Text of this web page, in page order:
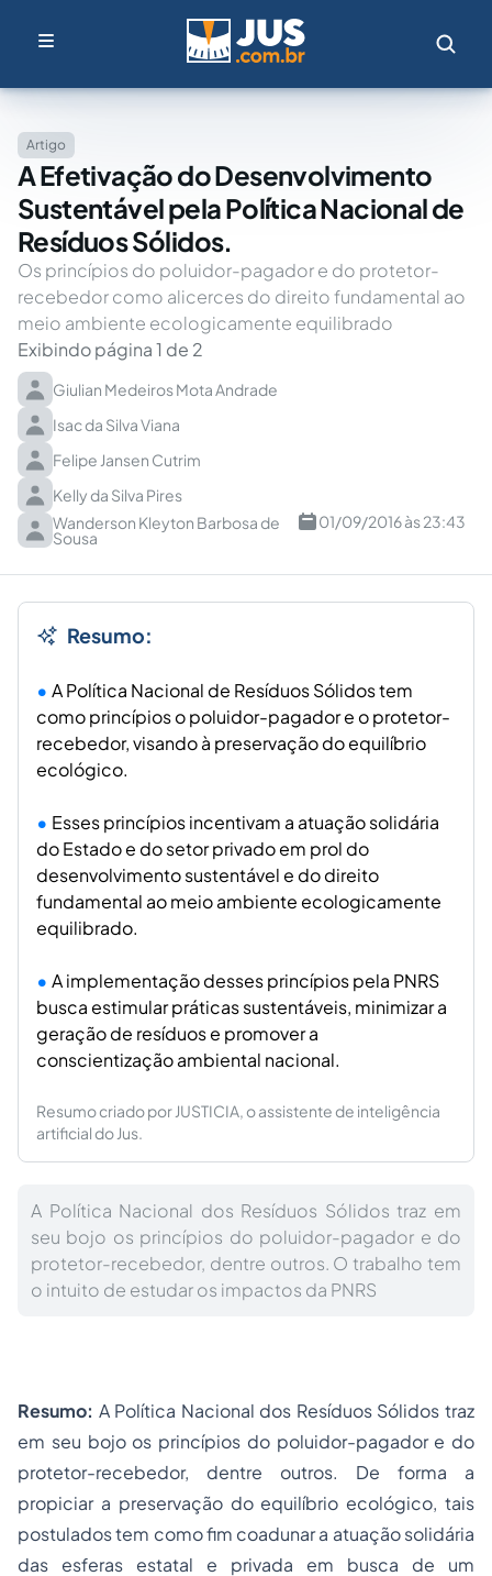
Artigo
A Efetivação do Desenvolvimento
Sustentável pela Política Nacional de
Resíduos Sólidos.
Os princípios do poluidor-pagador e do protetor-
recebedor como alicerces do direito fundamental ao
meio ambiente ecologicamente equilibrado
Exibindo página 1 de 2
Giulian Medeiros Mota Andrade
Isac da Silva Viana
Felipe Jansen Cutrim
Kelly da Silva Pires
Wanderson Kleyton Barbosa de
Sousa
01/09/2016 às 23:43
Resumo:
A Política Nacional de Resíduos Sólidos tem
como princípios o poluidor-pagador e o protetor-
recebedor, visando à preservação do equilíbrio
ecológico.
Esses princípios incentivam a atuação solidária
do Estado e do setor privado em prol do
desenvolvimento sustentável e do direito
fundamental ao meio ambiente ecologicamente
equilibrado.
A implementação desses princípios pela PNRS
busca estimular práticas sustentáveis, minimizar a
geração de resíduos e promover a
conscientização ambiental nacional.
Resumo criado por JUSTICIA, o assistente de inteligência
artificial do Jus.
A Política Nacional dos Resíduos Sólidos traz em
seu bojo os princípios do poluidor-pagador e do
protetor-recebedor, dentre outros. O trabalho tem
o intuito de estudar os impactos da PNRS
Resumo: A Política Nacional dos Resíduos Sólidos traz
em seu bojo os princípios do poluidor-pagador e do
protetor-recebedor, dentre outros. De forma a
propiciar a preservação do equilíbrio ecológico, tais
postulados tem como fim coadunar a atuação solidária
das esferas estatal e privada em busca de um